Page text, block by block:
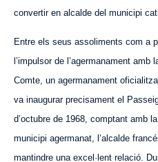
convertir en alcalde del municipi
Entre els seus assoliments com a
l’impulsor de l’agermanament
Comte, un agermanament
va inaugurar precisament el
d’octubre de 1968, comptant amb
municipi agermanat, l’alcalde
mantindre una excel·lent relació.